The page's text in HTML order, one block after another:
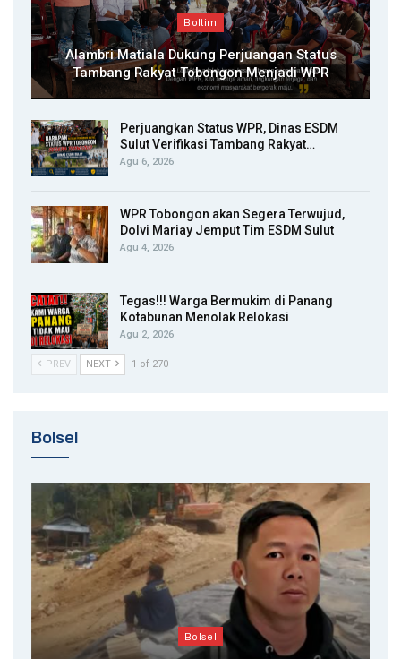
Boltim
Alambri Matiala Dukung Perjuangan Status
Tambang Rakyat Tobongon Menjadi WPR
Perjuangkan Status WPR, Dinas ESDM
Sulut Verifikasi Tambang Rakyat…
Agu 6, 2026
WPR Tobongon akan Segera Terwujud,
Dolvi Mariay Jemput Tim ESDM Sulut
Agu 4, 2026
Tegas!!! Warga Bermukim di Panang
Kotabunan Menolak Relokasi
Agu 2, 2026
PREV NEXT 1 of 270
Bolsel
Bolsel